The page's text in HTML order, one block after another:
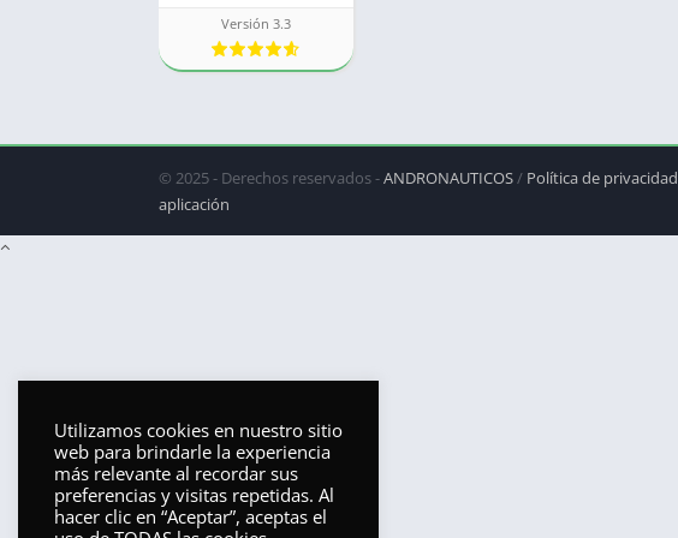
Versión 3.3
© 2025 - Derechos reservados -ANDRONAUTICOS / Política de privacidad
aplicación
Utilizamos cookies en nuestro sitio
web para brindarle la experiencia
más relevante al recordar sus
preferencias y visitas repetidas. Al
hacer clic en “Aceptar”, aceptas el